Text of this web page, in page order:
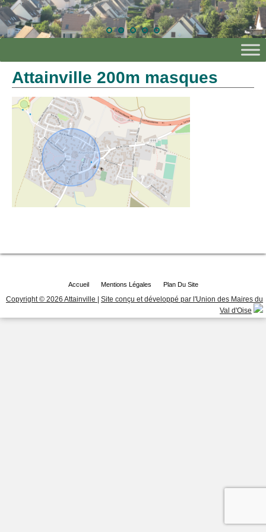
Attainville 200m masques
Accueil Mentions Légales Plan Du Site
Copyright © 2026 Attainville | Site conçu et développé par l'Union des Maires du
Val d'Oise